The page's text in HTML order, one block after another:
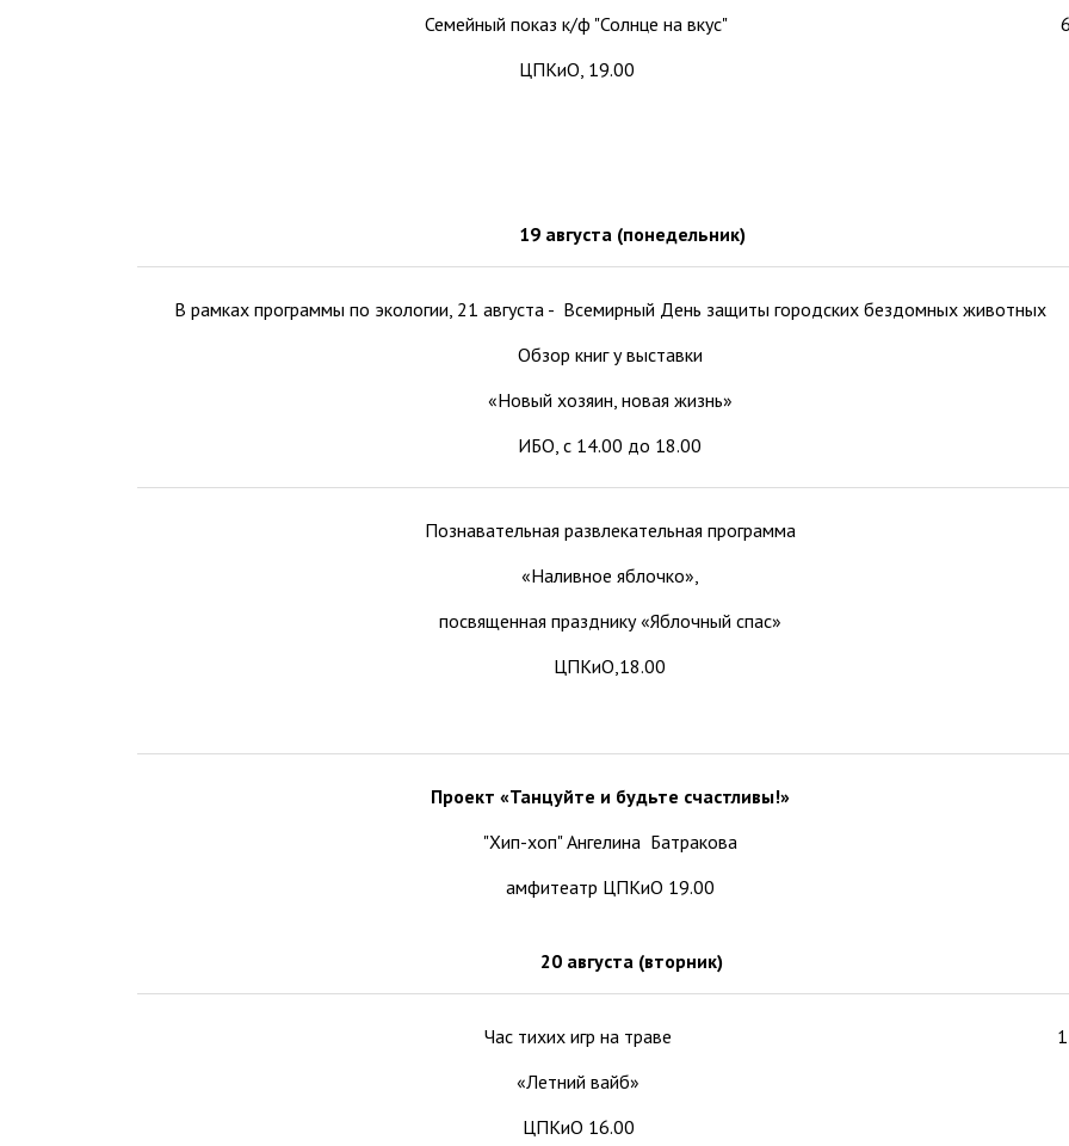
Семейный показ к/ф "Солнце на вкус"
ЦПКиО, 19.00
19 августа (понедельник)
В рамках программы по экологии, 21 августа - Всемирный День защиты городских бездомных животных
Обзор книг у выставки
«Новый хозяин, новая жизнь»
ИБО, с 14.00 до 18.00
Познавательная развлекательная программа
«Наливное яблочко»,
посвященная празднику «Яблочный спас»
ЦПКиО,18.00
Проект «Танцуйте и будьте счастливы!»
"Хип-хоп" Ангелина Батракова
амфитеатр ЦПКиО 19.00
20 августа (вторник)
Час тихих игр на траве
«Летний вайб»
ЦПКиО 16.00